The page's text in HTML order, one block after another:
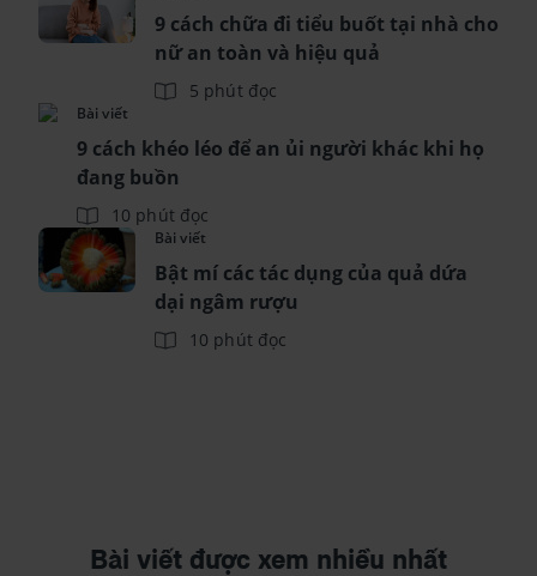
9 cách chữa đi tiểu buốt tại nhà cho
nữ an toàn và hiệu quả
5 phút đọc
Bài viết
9 cách khéo léo để an ủi người khác khi họ
đang buồn
10 phút đọc
Bài viết
Bật mí các tác dụng của quả dứa
dại ngâm rượu
10 phút đọc
Bài viết được xem nhiều nhất